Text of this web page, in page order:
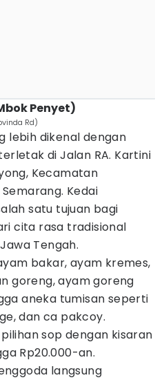
Penyet)
Rd)
lebih dikenal dengan
di Jalan RA. Kartini
Kecamatan
Kedai
satu tujuan bagi
cita rasa tradisional
Tengah.
bakar, ayam kremes,
goreng, ayam goreng
aneka tumisan seperti
dan ca pakcoy.
sop dengan kisaran
Rp20.000-an.
langsung